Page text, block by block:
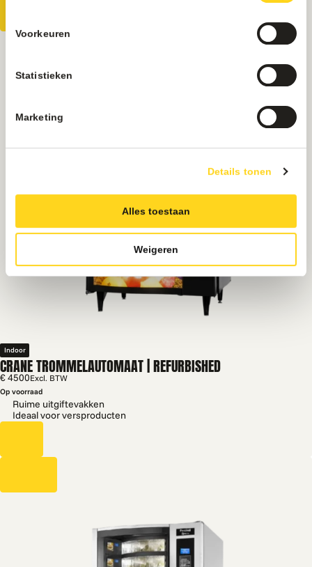
Voorkeuren
Statistieken
Marketing
Details tonen
Alles toestaan
Weigeren
Indoor
CRANE TROMMELAUTOMAAT | REFURBISHED
€ 4500Excl. BTW
Op voorraad
Ruime uitgiftevakken
Ideaal voor versproducten